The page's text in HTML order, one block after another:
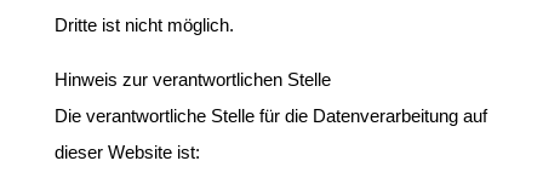
Dritte ist nicht möglich.
Hinweis zur verantwortlichen Stelle
Die verantwortliche Stelle für die Datenverarbeitung auf
dieser Website ist: